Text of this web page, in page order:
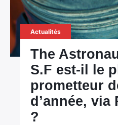
Actualités
The
S.F est-il le
prometteur
d’année, via
?